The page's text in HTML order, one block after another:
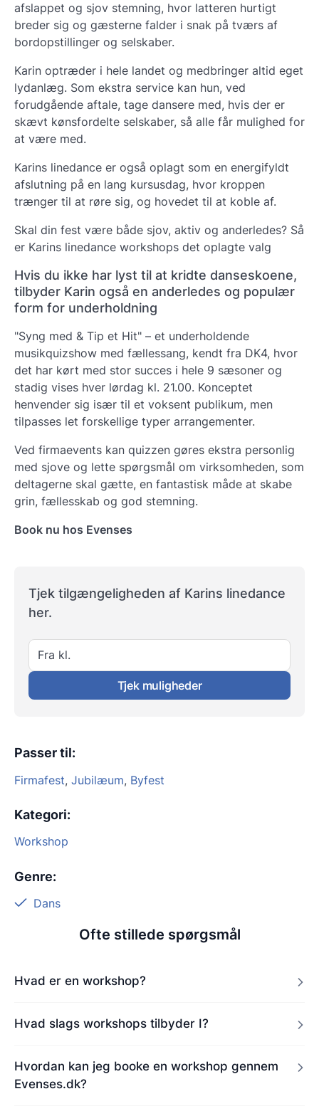
afslappet og sjov stemning, hvor latteren hurtigt
breder sig og gæsterne falder i snak på tværs af
bordopstillinger og selskaber.
Karin optræder i hele landet og medbringer altid eget
lydanlæg. Som ekstra service kan hun, ved
forudgående aftale, tage dansere med, hvis der er
skævt kønsfordelte selskaber, så alle får mulighed for
at være med.
Karins linedance er også oplagt som en energifyldt
afslutning på en lang kursusdag, hvor kroppen
trænger til at røre sig, og hovedet til at koble af.
Skal din fest være både sjov, aktiv og anderledes? Så
er Karins linedance workshops det oplagte valg
Hvis du ikke har lyst til at kridte danseskoene,
tilbyder Karin også en anderledes og populær
form for underholdning
"Syng med & Tip et Hit" – et underholdende
musikquizshow med fællessang, kendt fra DK4, hvor
det har kørt med stor succes i hele 9 sæsoner og
stadig vises hver lørdag kl. 21.00. Konceptet
henvender sig især til et voksent publikum, men
tilpasses let forskellige typer arrangementer.
Ved firmaevents kan quizzen gøres ekstra personlig
med sjove og lette spørgsmål om virksomheden, som
deltagerne skal gætte, en fantastisk måde at skabe
grin, fællesskab og god stemning.
Book nu hos Evenses
Tjek tilgængeligheden af Karins linedance
her.
Fra kl.
Tjek muligheder
Passer til:
Firmafest, Jubilæum, Byfest
Kategori:
Workshop
Genre:
Dans
Ofte stillede spørgsmål
Hvad er en workshop?
Hvad slags workshops tilbyder I?
Hvordan kan jeg booke en workshop gennem
Evenses.dk?